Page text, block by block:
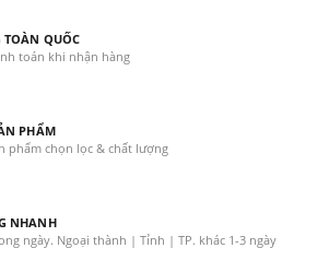
QUỐC
toán khi nhận hàng
PHẨM
phẩm chọn lọc & chất lượng
NHANH
ngày. Ngoại thành | Tỉnh | TP. khác 1-3 ngày